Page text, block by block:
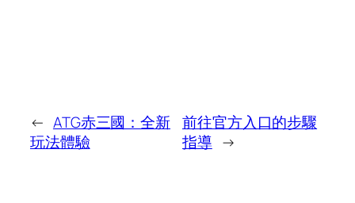
← ATG赤三國：全新
玩法體驗
前往官方入口的步驟
指導 →